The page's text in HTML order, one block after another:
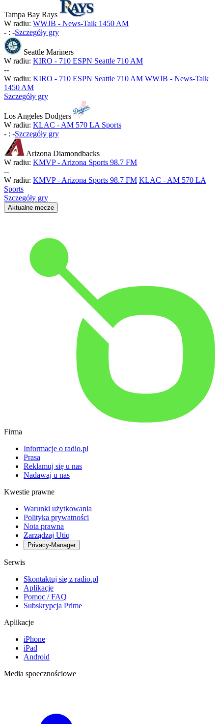
Tampa Bay Rays
W radiu: WWJB - News-Talk 1450 AM
- : -Szczegóły gry
Seattle Mariners
W radiu: KIRO - 710 ESPN Seattle 710 AM
--
W radiu: KIRO - 710 ESPN Seattle 710 AM WWJB - News-Talk
1450 AM
Szczegóły gry
Los Angeles Dodgers
W radiu: KLAC - AM 570 LA Sports
- : -Szczegóły gry
Arizona Diamondbacks
W radiu: KMVP - Arizona Sports 98.7 FM
--
W radiu: KMVP - Arizona Sports 98.7 FM KLAC - AM 570 LA
Sports
Szczegóły gry
Aktualne mecze
Firma
Informacje o radio.pl
Prasa
Reklamuj się u nas
Nadawaj u nas
Kwestie prawne
Warunki użytkowania
Polityka prywatności
Nota prawna
Zarządzaj Utiq
Privacy-Manager
Serwis
Skontaktuj się z radio.pl
Aplikacje
Pomoc / FAQ
Subskrypcja Prime
Aplikacje
iPhone
iPad
Android
Media spoecznościowe